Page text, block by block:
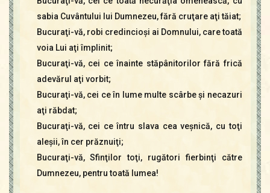
sabia Cuvântului lui Dumnezeu, fără cruţare aţi tăiat;
Bucuraţi-vă, robi credincioşi ai Domnului, care toată
voia Lui aţi împlinit;
Bucuraţi-vă, cei ce înainte stăpânitorilor fără frică
adevărul aţi vorbit;
Bucuraţi-vă, cei ce în lume multe scârbe şi necazuri
aţi răbdat;
Bucuraţi-vă, cei ce întru slava cea veşnică, cu toţi
aleşii, în cer prăznuiţi;
Bucuraţi-vă, Sfinţilor toţi, rugători fierbinţi către
Dumnezeu, pentru toată lumea!